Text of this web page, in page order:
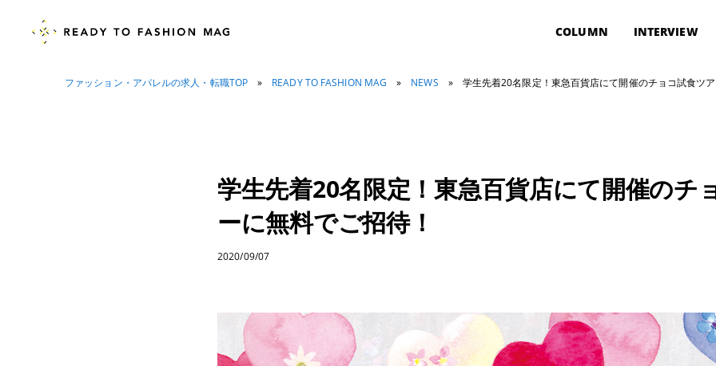
COLUMN INTERVIEW
ファッション・アパレルの求人・転職TOP » READY TO FASHION MAG » NEWS » 学生先着20名限定！東急百貨店にて開催のチョコ試食ツ
学生先着20名限定！東急百貨店にて開催のチ
ーに無料でご招待！
2020/09/07